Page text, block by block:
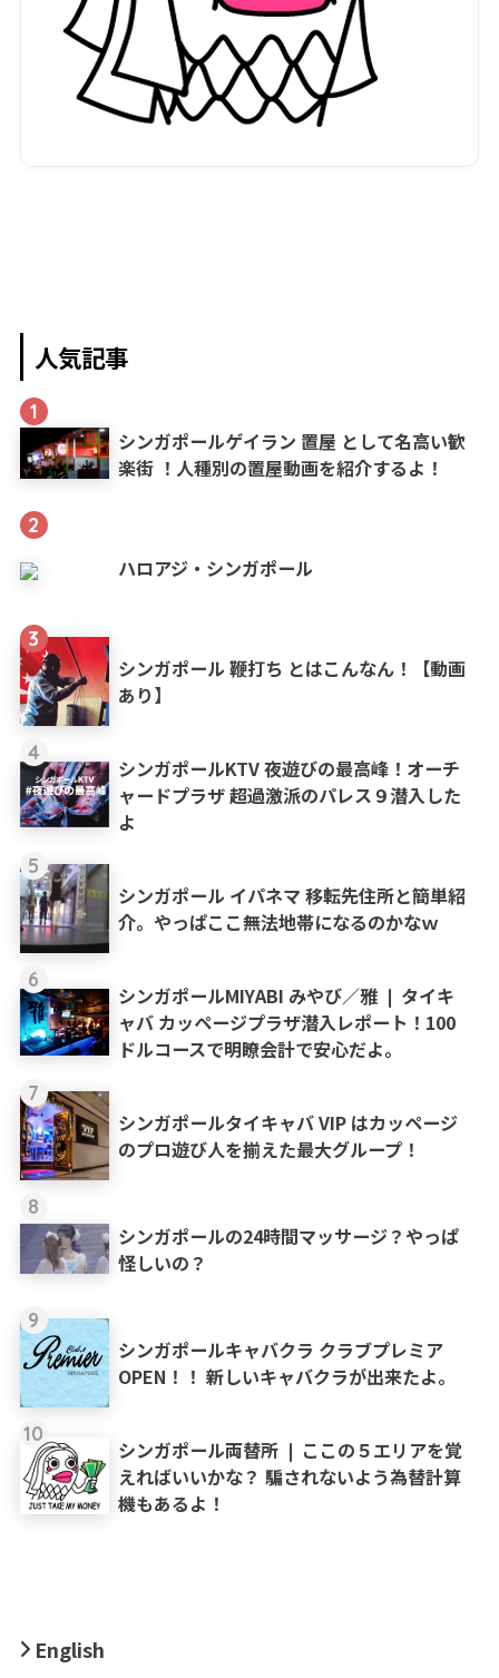
人気記事
1
シンガポールゲイラン 置屋 として名高い歓
楽街 ！人種別の置屋動画を紹介するよ！
2
ハロアジ・シンガポール
3
シンガポール 鞭打ち とはこんなん！【動画
あり】
4
シンガポールKTV 夜遊びの最高峰！オーチ
ャードプラザ 超過激派のパレス９潜入した
よ
5
シンガポール イパネマ 移転先住所と簡単紹
介。やっぱここ無法地帯になるのかなｗ
6
シンガポールMIYABI みやび／雅 ❘ タイキ
ャバ カッページプラザ潜入レポート！100
ドルコースで明瞭会計で安心だよ。
7
シンガポールタイキャバ VIP はカッページ
のプロ遊び人を揃えた最大グループ！
8
シンガポールの24時間マッサージ？やっぱ
怪しいの？
9
シンガポールキャバクラ クラブプレミア
OPEN！！ 新しいキャバクラが出来たよ。
10
シンガポール両替所 ❘ ここの５エリアを覚
えればいいかな？ 騙されないよう為替計算
機もあるよ！
English